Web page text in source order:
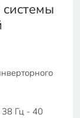
38 Гц - 40